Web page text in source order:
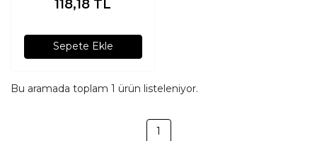
118,18 TL
Sepete Ekle
Bu aramada toplam 1 ürün listeleniyor.
1